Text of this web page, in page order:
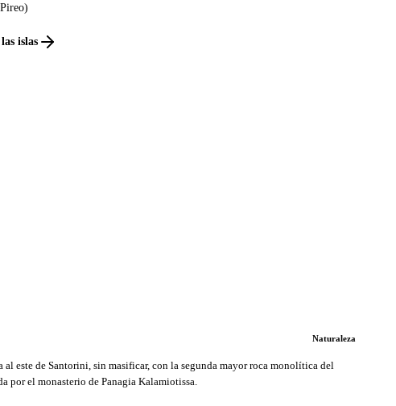
islas
Naturaleza
al este de Santorini, sin masificar, con la segunda mayor roca monolítica del
por el monasterio de Panagia Kalamiotissa.